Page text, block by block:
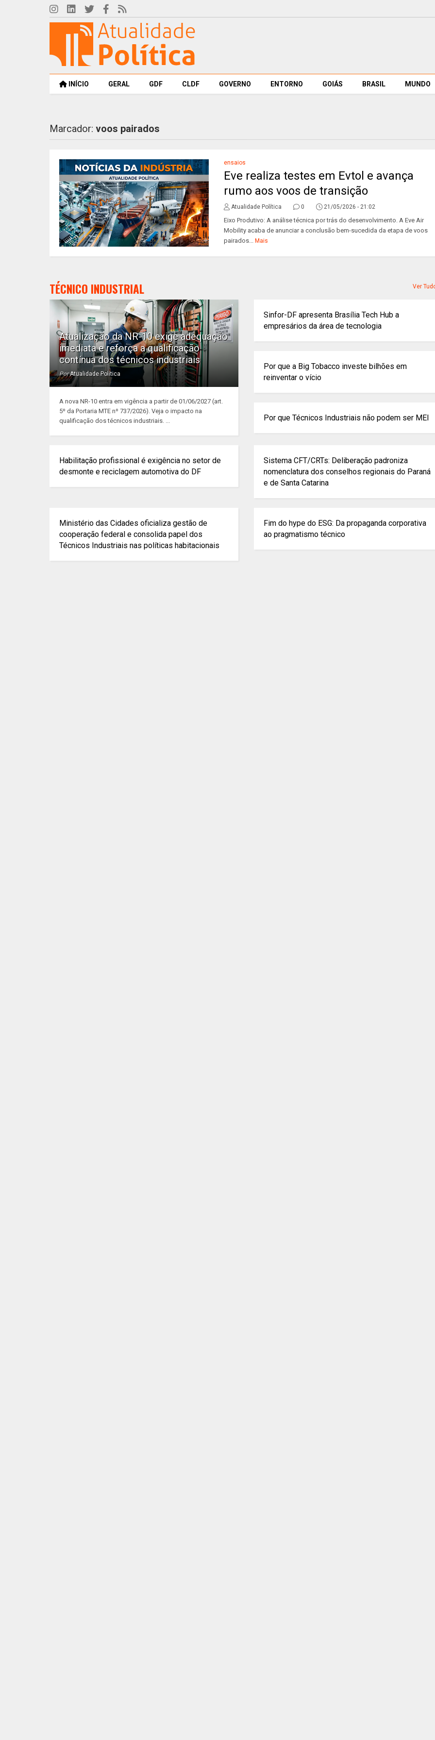
INÍCIO GERAL GDF CLDF GOVERNO ENTORNO GOIÁS BRASIL MUNDO
Marcador: voos pairados
ensaios
Eve realiza testes em Evtol e avança
rumo aos voos de transição
Atualidade Política 0 21/05/2026 - 21:02
Eixo Produtivo: A análise técnica por trás do desenvolvimento. A Eve Air
Mobility acaba de anunciar a conclusão bem-sucedida da etapa de voos
pairados... Mais
TÉCNICO INDUSTRIAL Ver
Atualização da NR-10 exige adequação
imediata e reforça a qualificação
contínua dos técnicos industriais
Por Atualidade Política
A nova NR-10 entra em vigência a partir de 01/06/2027 (art.
5º da Portaria MTE nº 737/2026). Veja o impacto na
qualificação dos técnicos industriais. ...
Sinfor-DF apresenta Brasília Tech Hub a
empresários da área de tecnologia
Por que a Big Tobacco investe bilhões em
reinventar o vício
Por que Técnicos Industriais não podem ser MEI
Habilitação profissional é exigência no setor de
desmonte e reciclagem automotiva do DF
Sistema CFT/CRTs: Deliberação padroniza
nomenclatura dos conselhos regionais do Paraná
e de Santa Catarina
Ministério das Cidades oficializa gestão de
cooperação federal e consolida papel dos
Técnicos Industriais nas políticas habitacionais
Fim do hype do ESG: Da propaganda corporativa
ao pragmatismo técnico